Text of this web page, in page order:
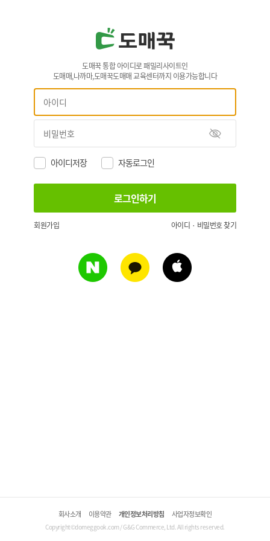
도매꾹 통합 아이디로 패밀리사이트인
도매매,나까마,도매꾹도매매 교육센터까지 이용가능합니다
아이디저장 자동로그인
회원가입 아이디 · 비밀번호 찾기
회사소개 이용약관 개인정보처리방침 사업자정보확인
Copyright©domeggook.com / G&G Commerce, Ltd. All rights reserved.